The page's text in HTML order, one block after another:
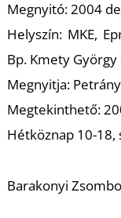
Megnyitó:2004
Helyszín:MKE,
Bp. Kmety György
Megnyitja:
Megtekinthető:
Hétköznap 10-
Barakonyi